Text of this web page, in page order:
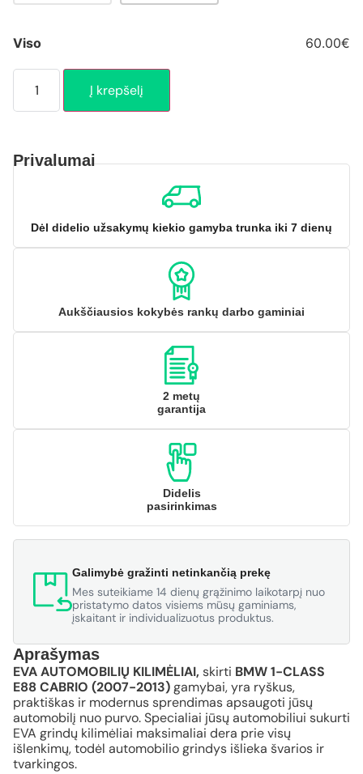
Viso 60.00€
Į krepšelį
Privalumai
Dėl didelio užsakymų kiekio gamyba trunka iki 7 dienų
Aukščiausios kokybės rankų darbo gaminiai
2 metų
garantija
Didelis
pasirinkimas
Galimybė gražinti netinkančią prekę
Mes suteikiame 14 dienų grąžinimo laikotarpį nuo
pristatymo datos visiems mūsų gaminiams,
įskaitant ir individualizuotus produktus.
Aprašymas
EVA AUTOMOBILIŲ KILIMĖLIAI, skirti BMW 1-CLASS
E88 CABRIO (2007-2013)gamybai, yra ryškus,
praktiškas ir modernus sprendimas apsaugoti jūsų
automobilį nuo purvo. Specialiai jūsų automobiliui sukurti
EVA grindų kilimėliai maksimaliai dera prie visų
išlenkimų, todėl automobilio grindys išlieka švarios ir
tvarkingos.